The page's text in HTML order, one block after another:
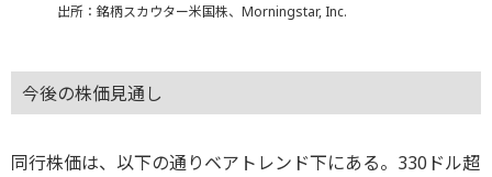
出所：銘柄スカウター米国株、Morningstar, Inc.
今後の株価見通し
同行株価は、以下の通りベアトレンド下にある。330ドル超